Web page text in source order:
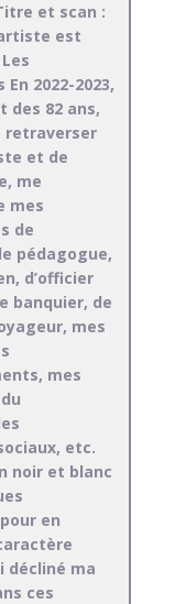
et scan :
est
2022-2023,
des 82 ans,
retraverser
et de
me
mes
de
pédagogue,
d’officier
banquier, de
mes
mes
etc.
noir et blanc
en
décliné ma
ces